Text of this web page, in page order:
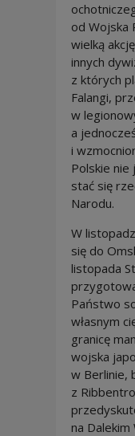
od Wojska
wielką
innych
z których
Falangi,
w
a
i
Polskie
stać się
Narodu.
W
się do
listopada
Państwo
własnym
granicę
wojska
w Berlinie,
z
na Dalekim